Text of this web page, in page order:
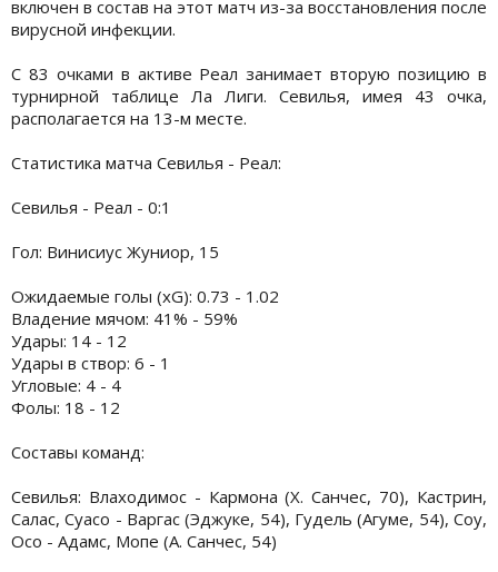
включен в состав на этот матч из-за восстановления после
вирусной инфекции.
С 83 очками в активе Реал занимает вторую позицию в
турнирной таблице Ла Лиги. Севилья, имея 43 очка,
располагается на 13-м месте.
Статистика матча Севилья - Реал:
Севилья - Реал - 0:1
Гол: Винисиус Жуниор, 15
Ожидаемые голы (xG): 0.73 - 1.02
Владение мячом: 41% - 59%
Удары: 14 - 12
Удары в створ: 6 - 1
Угловые: 4 - 4
Фолы: 18 - 12
Составы команд:
Севилья: Влаходимос - Кармона (Х. Санчес, 70), Кастрин,
Салас, Суасо - Варгас (Эджуке, 54), Гудель (Агуме, 54), Соу,
Осо - Адамс, Мопе (А. Санчес, 54)